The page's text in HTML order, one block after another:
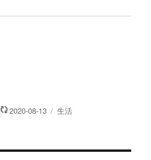
2020-08-13
カ
リ
生活